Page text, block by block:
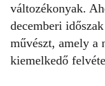
változékonyak.
decemberi
művészt, amely a
kiemelkedő